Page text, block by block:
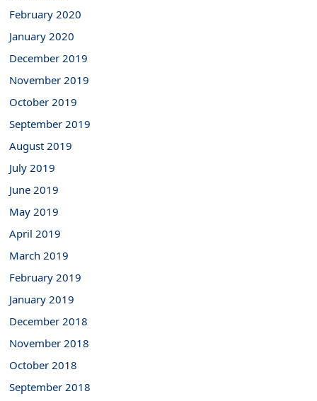
February 2020
January 2020
December 2019
November 2019
October 2019
September 2019
August 2019
July 2019
June 2019
May 2019
April 2019
March 2019
February 2019
January 2019
December 2018
November 2018
October 2018
September 2018